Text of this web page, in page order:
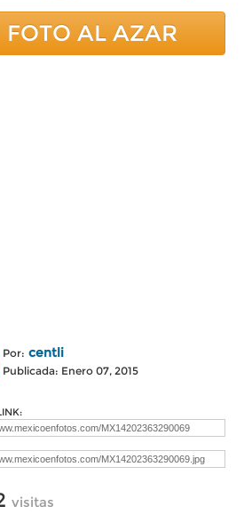
FOTO AL AZAR
Por: centli
Publicada: Enero 07, 2015
visitas